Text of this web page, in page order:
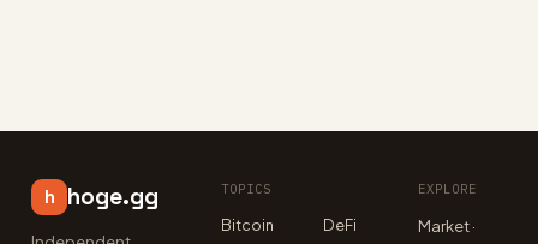
h hoge.gg TOPICS
Bitcoin
DeFi
EXPLORE
Market ·